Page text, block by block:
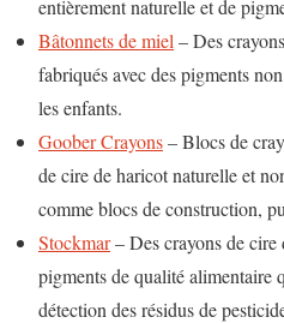
entièrement naturelle et de
Bâtonnets de miel – Des
fabriqués avec des pigments
les enfants.
Goober Crayons– Blocs de
de cire de haricot naturelle et
comme blocs de construction,
Stockmar– Des crayons de cire
pigments de qualité alimentaire
détection des résidus de